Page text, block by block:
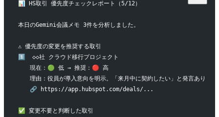
📊 HS取引 優先度チェックレポート（5/12）
本日のGemini会議メモ 3件を分析しました。
⚠️ 優先度の変更を推奨する取引
1️⃣  ◇◇社 クラウド移行プロジェクト
現在：🟢 低 → 推奨：🔴 高
理由：役員が導入意向を明示。「来月中に契約したい」と発言あり
🔗 https://app.hubspot.com/deals/...
✅ 変更不要と判断した取引